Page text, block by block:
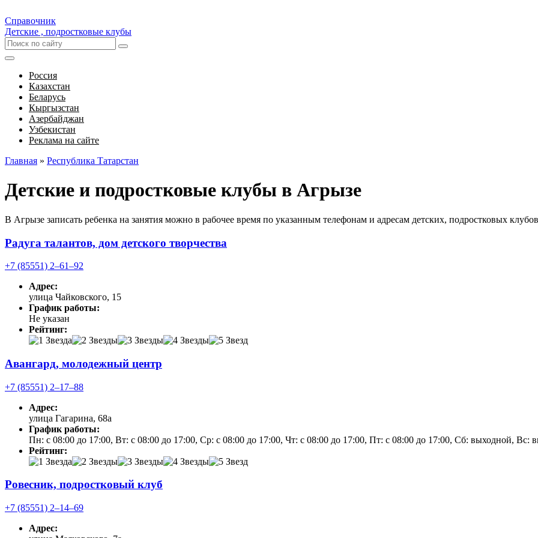
Справочник
Детские , подростковые клубы
Россия
Казахстан
Беларусь
Кыргызстан
Азербайджан
Узбекистан
Реклама на сайте
Главная » Республика Татарстан
Детские и подростковые клубы в Агрызе
В Агрызе записать ребенка на занятия можно в рабочее время по указанным телефонам и адресам детских, подростковых клубов
Радуга талантов, дом детского творчества
+7 (85551) 2‒61‒92
Адрес:
улица Чайковского, 15
График работы:
Не указан
Рейтинг:
Авангард, молодежный центр
+7 (85551) 2‒17‒88
Адрес:
улица Гагарина, 68а
График работы:
Пн: с 08:00 до 17:00, Вт: с 08:00 до 17:00, Ср: с 08:00 до 17:00, Чт: с 08:00 до 17:00, Пт: с 08:00 до 17:00, Сб: выходной, Вс:
Рейтинг:
Ровесник, подростковый клуб
+7 (85551) 2‒14‒69
Адрес: